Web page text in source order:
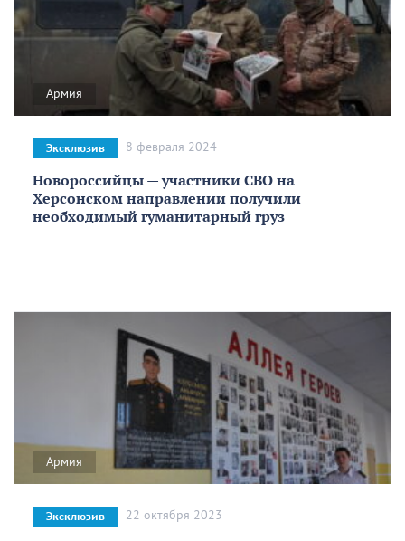
Армия
Новороссийцы — участники СВО на
Херсонском направлении получили
необходимый гуманитарный груз
Эксклюзив 8 февраля 2024
Армия
Эксклюзив 22 октября 2023